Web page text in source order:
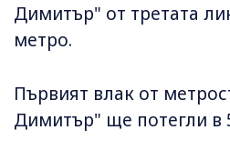
Димитър" от третата
метро.
Първият влак от
Димитър" ще потегли в